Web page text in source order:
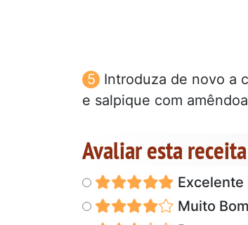
Introduza de novo a
e salpique com
Avaliar esta receita
Excelente
Muito Bom